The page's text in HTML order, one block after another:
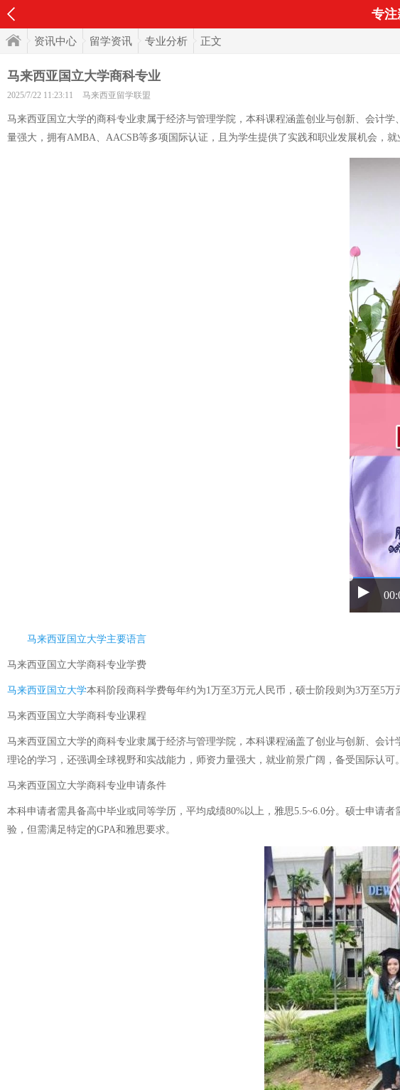
专注
资讯中心 留学资讯 专业分析 正文
马来西亚国立大学商科专业
2025/7/22 11:23:11 马来西亚留学联盟
马来西亚国立大学的商科专业隶属于经济与管理学院，本科课程涵盖创业与创新、会计
量强大，拥有AMBA、AACSB等多项国际认证，且为学生提供了实践和职业发展机会，就
马来西亚国立大学主要语言
马来西亚国立大学商科专业学费
马来西亚国立大学本科阶段商科学费每年约为1万至3万元人民币，硕士阶段则为3万至5万
马来西亚国立大学商科专业课程
马来西亚国立大学的商科专业隶属于经济与管理学院，本科课程涵盖了创业与创新、会
理论的学习，还强调全球视野和实战能力，师资力量强大，就业前景广阔，备受国际认可。
马来西亚国立大学商科专业申请条件
本科申请者需具备高中毕业或同等学历，平均成绩80%以上，雅思5.5~6.0分。硕士申请
验，但需满足特定的GPA和雅思要求。